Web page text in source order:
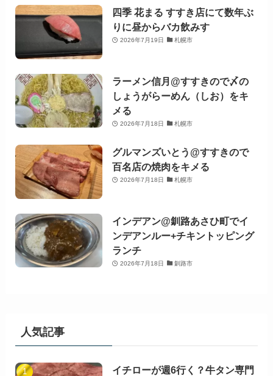
四季 花まる すすき店にて数年ぶ
りに昼からバカ飲みす
2026年7月19日 札幌市
ラーメン信月@すすきので〆の
しょうがらーめん（しお）をキ
メる
2026年7月18日 札幌市
グルマンズいとう@すすきので
百名店の焼肉をキメる
2026年7月18日 札幌市
インデアン@釧路あさひ町でイ
ンデアンルー+チキントッピング
ランチ
2026年7月18日 釧路市
人気記事
イチローが週6行く？牛タン専門